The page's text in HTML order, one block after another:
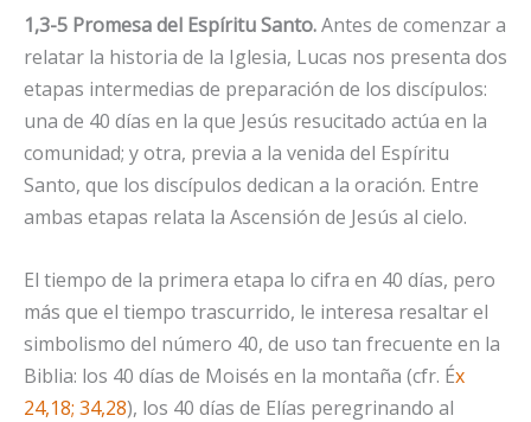
1,3-5 Promesa del Espíritu Santo.Antes de comenzar a
relatar la historia de la Iglesia, Lucas nos presenta dos
etapas intermedias de preparación de los discípulos:
una de 40 días en la que Jesús resucitado actúa en la
comunidad; y otra, previa a la venida del Espíritu
Santo, que los discípulos dedican a la oración. Entre
ambas etapas relata la Ascensión de Jesús al cielo.
El tiempo de la primera etapa lo cifra en 40 días, pero
más que el tiempo trascurrido, le interesa resaltar el
simbolismo del número 40, de uso tan frecuente en la
Biblia: los 40 días de Moisés en la montaña (cfr. Éx
24,18; 34,28), los 40 días de Elías peregrinando al